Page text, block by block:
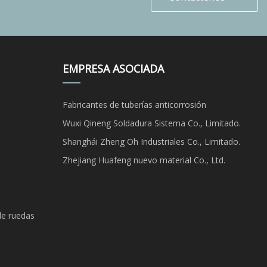
ruedas
EMPRESA ASOCIADA
Fabricantes de tuberías anticorrosión
Wuxi Qineng Soldadura Sistema Co., Limitado.
Shanghái Zheng Oh Industriales Co., Limitado.
Zhejiang Huafeng nuevo material Co., Ltd.